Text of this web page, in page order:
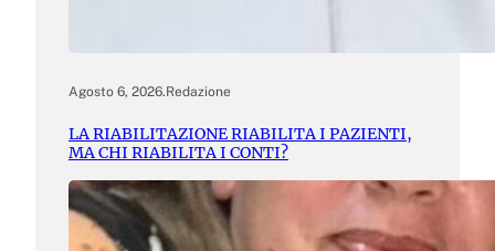
Agosto 6, 2026.Redazione
LA RIABILITAZIONE RIABILITA I PAZIENTI,
MA CHI RIABILITA I CONTI?